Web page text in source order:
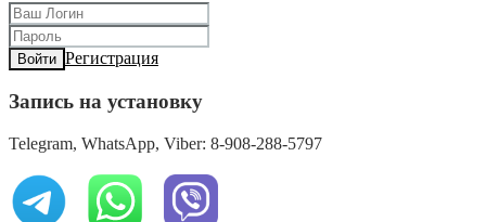
Войти Регистрация
Запись на установку
Telegram, WhatsApp, Viber: 8-908-288-5797